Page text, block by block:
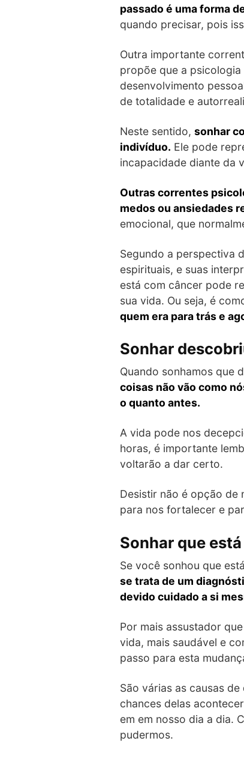
passado é uma forma
quando precisar, pois
Outra importante
propõe que a
desenvolvimento
de totalidade e
Neste sentido, sonhar
indivíduo. Ele pode
incapacidade diante da
Outras correntes
medos ou ansiedades
emocional, que
Segundo a perspectiva
espirituais, e suas
está com câncer pode
sua vida. Ou seja, é
quem era para trás e
Sonhar
Quando sonhamos que
coisas não vão como
o quanto antes.
A vida pode nos
horas, é importante
voltarão a dar certo.
Desistir não é opção de
para nos fortalecer e
Sonhar que
Se você sonhou que
se trata de um
devido cuidado a si
Por mais assustador
vida, mais saudável e
passo para esta
São várias as causas
chances delas
em em nosso dia a dia.
pudermos.